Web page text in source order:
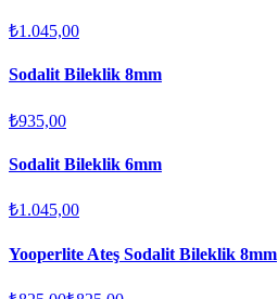
₺1.045,00
Sodalit Bileklik 8mm
₺935,00
Sodalit Bileklik 6mm
₺1.045,00
Yooperlite Ateş Sodalit Bileklik 8mm